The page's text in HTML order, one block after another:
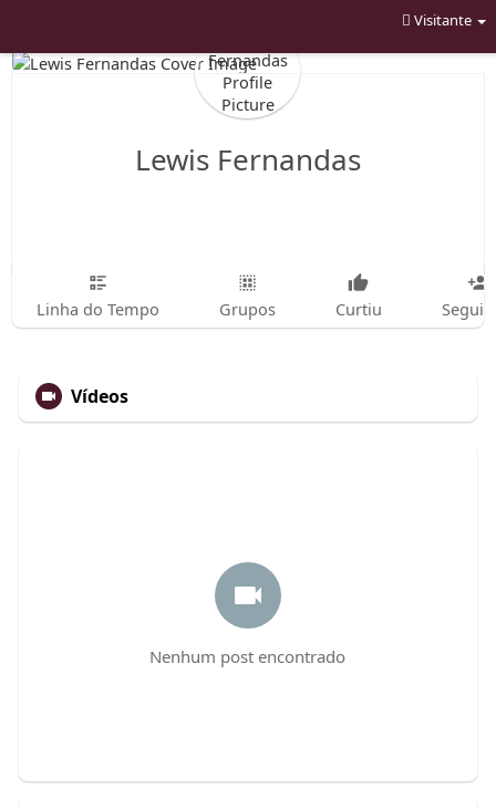
Visitante
Lewis Fernandas
Linha do Tempo Grupos Curtiu
Vídeos
Nenhum post encontrado